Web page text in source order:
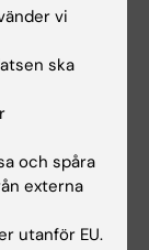
mellan
som
vi
ska
och spåra
externa
utanför EU.